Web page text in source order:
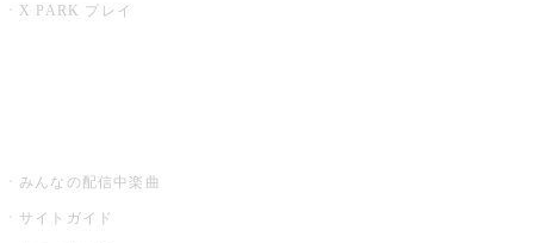
X PARK プレイ
みんなの配信中楽曲
サイトガイド